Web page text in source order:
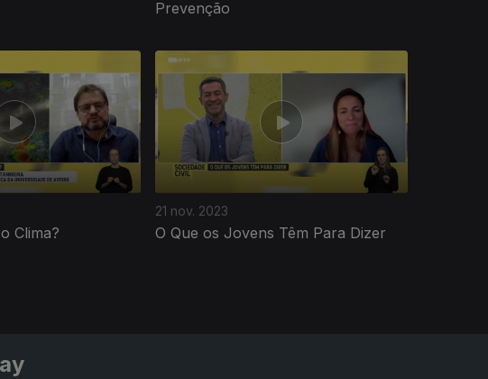
Prevenção
Clima?
21 nov. 2023
O Que os Jovens Têm Para Dizer